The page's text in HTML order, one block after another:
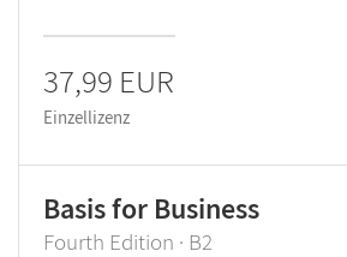
37,99 EUR
Einzellizenz
Basis for Business
Fourth Edition · B2